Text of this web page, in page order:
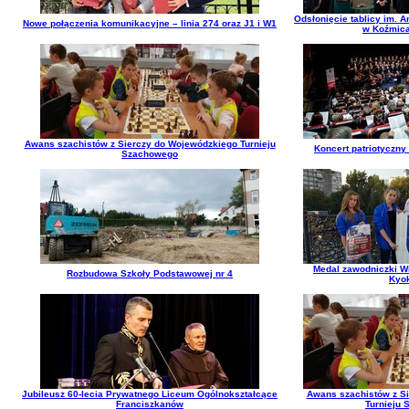
Nowe połączenia komunikacyjne – linia 274 oraz J1 i W1
Odsłonięcie tablicy im.
w
Awans szachistów z Sierczy do Wojewódzkiego Turnieju
Szachowego
Koncert
Rozbudowa Szkoły Podstawowej nr 4
Medal zawodniczki
Jubileusz 60-lecia Prywatnego Liceum Ogólnokształcące
Franciszkanów
Awans szachistów z
Turnieju